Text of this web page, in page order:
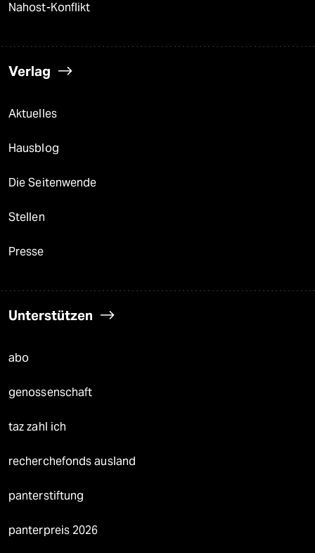
Nahost-Konflikt
Verlag
Aktuelles
Hausblog
Die Seitenwende
Stellen
Presse
Unterstützen
abo
genossenschaft
taz zahl ich
recherchefonds ausland
panterstiftung
panterpreis 2026